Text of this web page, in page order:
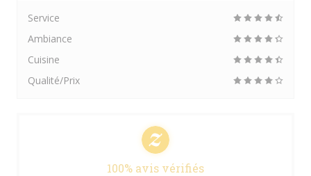
Service
Ambiance
Cuisine
Qualité/Prix
100% avis vérifiés